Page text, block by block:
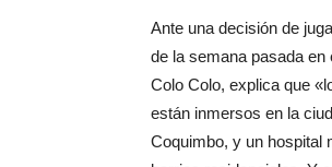
Ante una decisión de
de la semana pasada
Colo Colo, explica que
están inmersos en la
Coquimbo, y un hospital